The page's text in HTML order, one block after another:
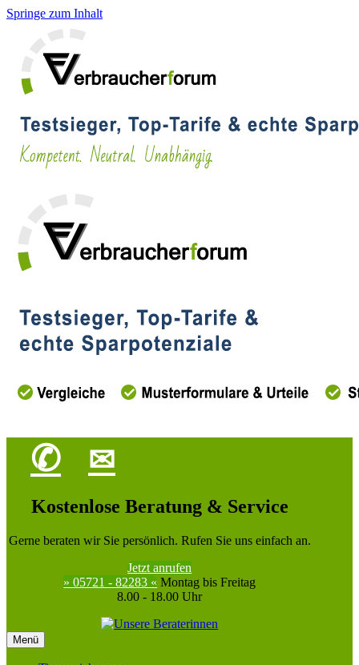
Springe zum Inhalt
✆ ✉
Kostenlose Beratung & Service
Gerne beraten wir Sie persönlich. Rufen Sie uns einfach an.
Jetzt anrufen
» 05721 - 82283 « Montag bis Freitag
8.00 - 18.00 Uhr
Menü